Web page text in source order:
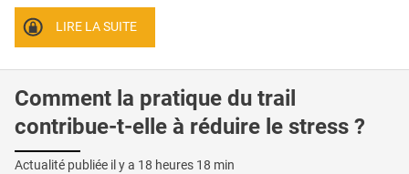
LIRE LA SUITE
Comment la pratique du trail
contribue-t-elle à réduire le stress ?
Actualité publiée il y a 18 heures 18 min